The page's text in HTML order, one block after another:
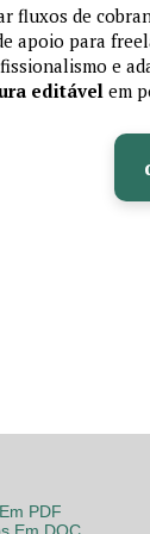
fluxos de
apoio para
e
editávelem
PDF